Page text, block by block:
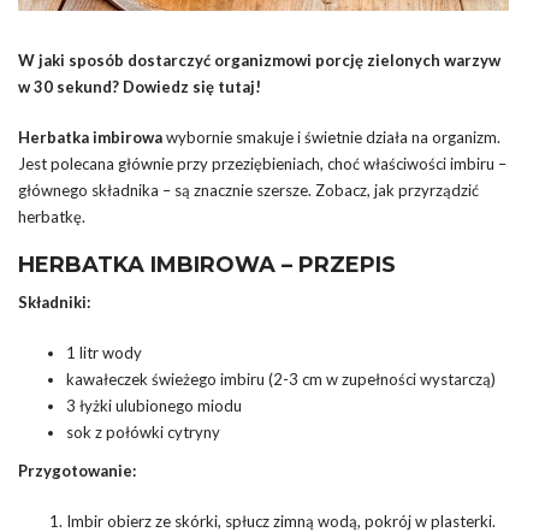
W jaki sposób dostarczyć organizmowi porcję zielonych warzyw
w 30 sekund? Dowiedz się tutaj!
Herbatka imbirowawybornie smakuje i świetnie działa na organizm.
Jest polecana głównie przy przeziębieniach, choć właściwości imbiru –
głównego składnika – są znacznie szersze. Zobacz, jak przyrządzić
herbatkę.
HERBATKA IMBIROWA – PRZEPIS
Składniki:
1 litr wody
kawałeczek świeżego imbiru (2-3 cm w zupełności wystarczą)
3 łyżki ulubionego miodu
sok z połówki cytryny
Przygotowanie:
Imbir obierz ze skórki, spłucz zimną wodą, pokrój w plasterki.